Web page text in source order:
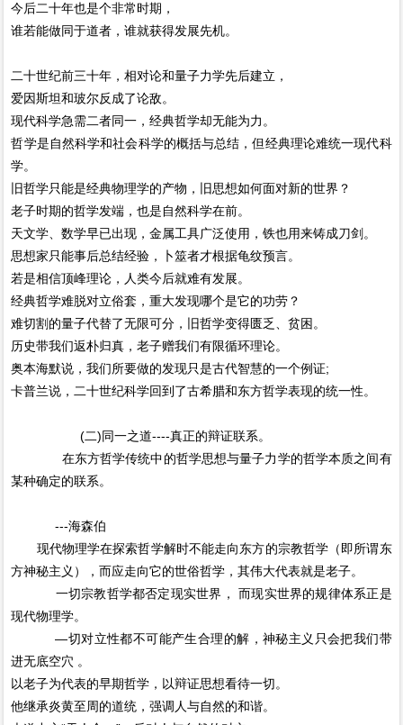
今后二十年也是个非常时期，
谁若能做同于道者，谁就获得发展先机。
二十世纪前三十年，相对论和量子力学先后建立，
爱因斯坦和玻尔反成了论敌。
现代科学急需二者同一，经典哲学却无能为力。
哲学是自然科学和社会科学的概括与总结，但经典理论难统一现代科
学。
旧哲学只能是经典物理学的产物，旧思想如何面对新的世界？
老子时期的哲学发端，也是自然科学在前。
天文学、数学早已出现，金属工具广泛使用，铁也用来铸成刀剑。
思想家只能事后总结经验，卜筮者才根据龟纹预言。
若是相信顶峰理论，人类今后就难有发展。
经典哲学难脱对立俗套，重大发现哪个是它的功劳？
难切割的量子代替了无限可分，旧哲学变得匮乏、贫困。
历史带我们返朴归真，老子赠我们有限循环理论。
奥本海默说，我们所要做的发现只是古代智慧的一个例证;
卡普兰说，二十世纪科学回到了古希腊和东方哲学表现的统一性。
(二)同一之道----真正的辩证联系。
在东方哲学传统中的哲学思想与量子力学的哲学本质之间有
某种确定的联系。
---海森伯
现代物理学在探索哲学解时不能走向东方的宗教哲学（即所谓东
方神秘主义），而应走向它的世俗哲学，其伟大代表就是老子。
一切宗教哲学都否定现实世界， 而现实世界的规律体系正是
现代物理学。
―切对立性都不可能产生合理的解，神秘主义只会把我们带
进无底空穴 。
以老子为代表的早期哲学，以辩证思想看待一切。
他继承炎黄至周的道统，强调人与自然的和谐。